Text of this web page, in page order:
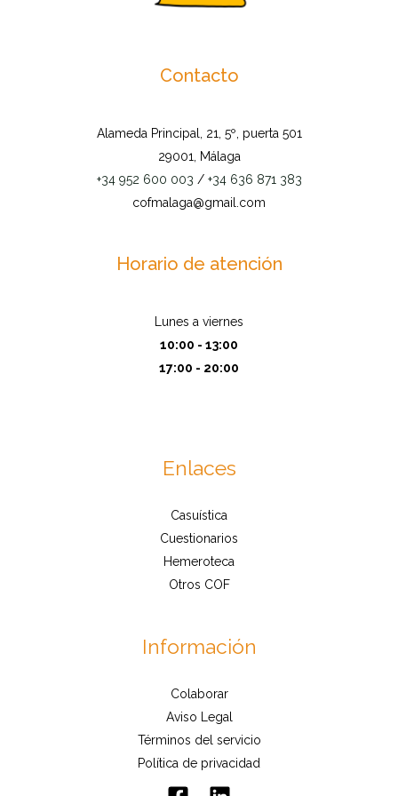
Contacto
Alameda Principal, 21, 5º, puerta 501
29001, Málaga
+34 952 600 003 / +34 636 871 383
cofmalaga@gmail.com
Horario de atención
Lunes a viernes
10:00 - 13:00
17:00 - 20:00
Enlaces
Casuística
Cuestionarios
Hemeroteca
Otros COF
Información
Colaborar
Aviso Legal
Términos del servicio
Política de privacidad